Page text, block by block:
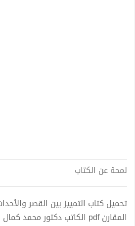
لمحة عن الكتاب
تحميل كتاب التمييز بين القصر
المقارن pdf الكاتب دكتور محمد كمال الرخاوي